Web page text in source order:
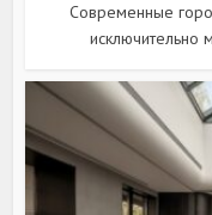
Современные
исключительно